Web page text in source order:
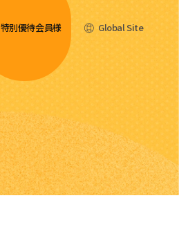
特別優待会員様 Global Site